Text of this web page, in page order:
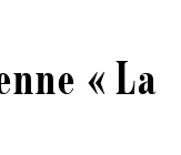
« La